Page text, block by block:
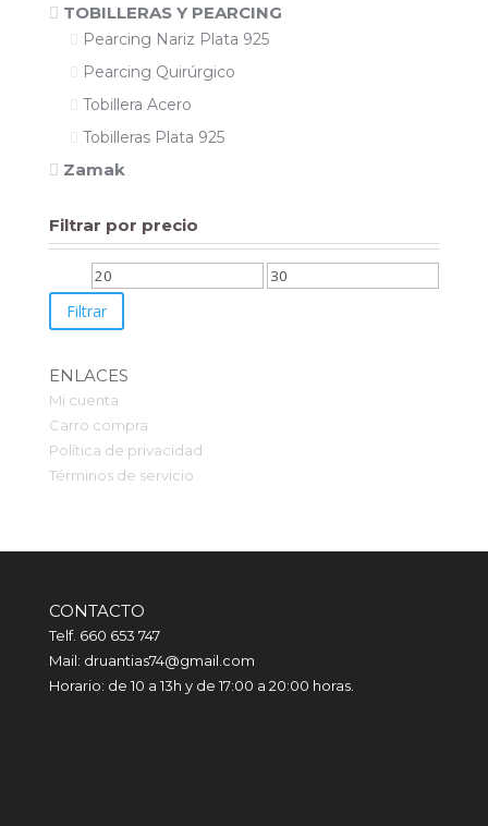
TOBILLERAS Y PEARCING
Pearcing Nariz Plata 925
Pearcing Quirúrgico
Tobillera Acero
Tobilleras Plata 925
Zamak
Filtrar por precio
Precio
mínimo
Precio
Filtrar
ENLACES
Mi cuenta
Carro compra
Política de privacidad
Términos de servicio
CONTACTO
Telf. 660 653 747
Mail: druantias74@gmail.com
Horario: de 10 a 13h y de 17:00 a 20:00 horas.